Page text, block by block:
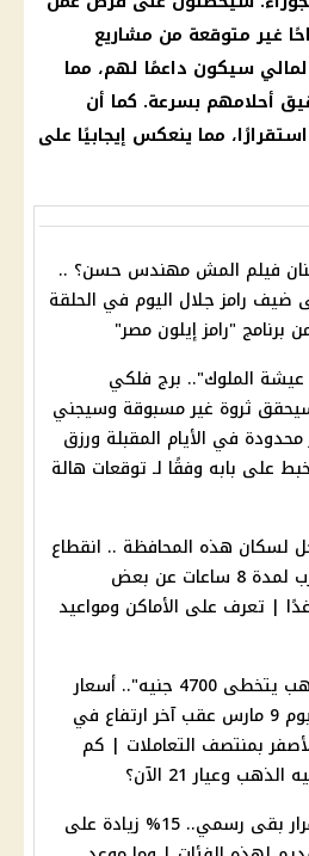
غير متوقعة من مشاريع
سيكون داعمًا لهم، مما
أحلامهم بسرعة. كما أن
مما ينعكس إيجابيًا على
فيلم المش مهندس حسن؟ ..
ضيف رامز جلال اليوم في الحلقة
برنامج "رامز إيلون مصر"
الملوك".. برج فلكي
ثروة غير مسبوقة وسيجني
محدودة في الأيام المقبلة ورزق
على بابه وفقًا لـ توقعات هالة
لسكان هذه المحافظة .. انقطاع
مياه الشرب لمدة 8 ساعات عن بعض
| تعرف على الأماكن ومواعيد
"جرام الذهب يتخطى 4700 جنيه".. أسعار
الذهب اليوم 9 مارس عقب آخر ارتفاع في
بمنتصف التعاملات | كم
وعيار 21 الآن؟
خلاص القرار بقى رسمي.. 15% زيادة على